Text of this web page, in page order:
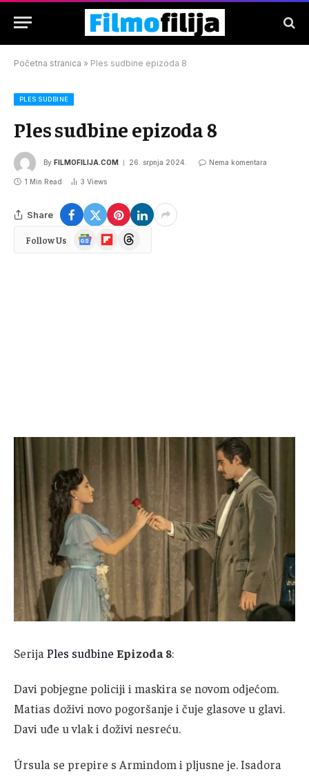
Početna stranica » Ples sudbine epizoda 8
PLES SUDBINE
Ples sudbine epizoda 8
By FILMOFILIJA.COM 26. srpnja 2024. Nema komentara
1 Min Read 3 Views
Share
Follow Us
Google
News
FlipboardThreads
Serija Ples sudbine Epizoda 8:
Davi pobjegne policiji i maskira se novom odjećom.
Matias doživi novo pogoršanje i čuje glasove u glavi.
Davi uđe u vlak i doživi nesreću.
Úrsula se prepire s Armindom i pljusne je. Isadora